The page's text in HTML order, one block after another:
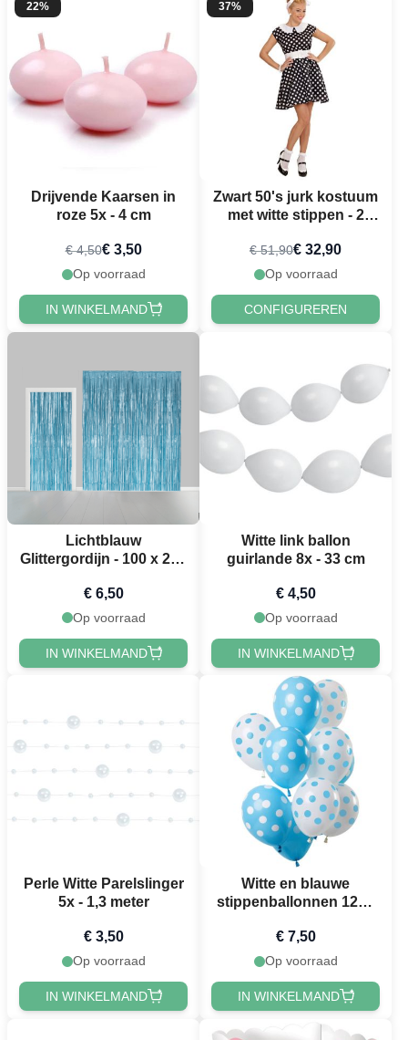
22%
Drijvende Kaarsen in
roze 5x - 4 cm
€ 4,50€ 3,50
Op voorraad
IN WINKELMAND
37%
Zwart 50's jurk kostuum
met witte stippen - 2
€ 51,90€ 32,90
Op voorraad
CONFIGUREREN
Lichtblauw
Glittergordijn - 100 x 240
€ 6,50
Op voorraad
IN WINKELMAND
Witte link ballon
guirlande 8x - 33 cm
€ 4,50
Op voorraad
IN WINKELMAND
Perle Witte Parelslinger
5x - 1,3 meter
€ 3,50
Op voorraad
IN WINKELMAND
Witte en blauwe
stippenballonnen 12x -
€ 7,50
Op voorraad
IN WINKELMAND